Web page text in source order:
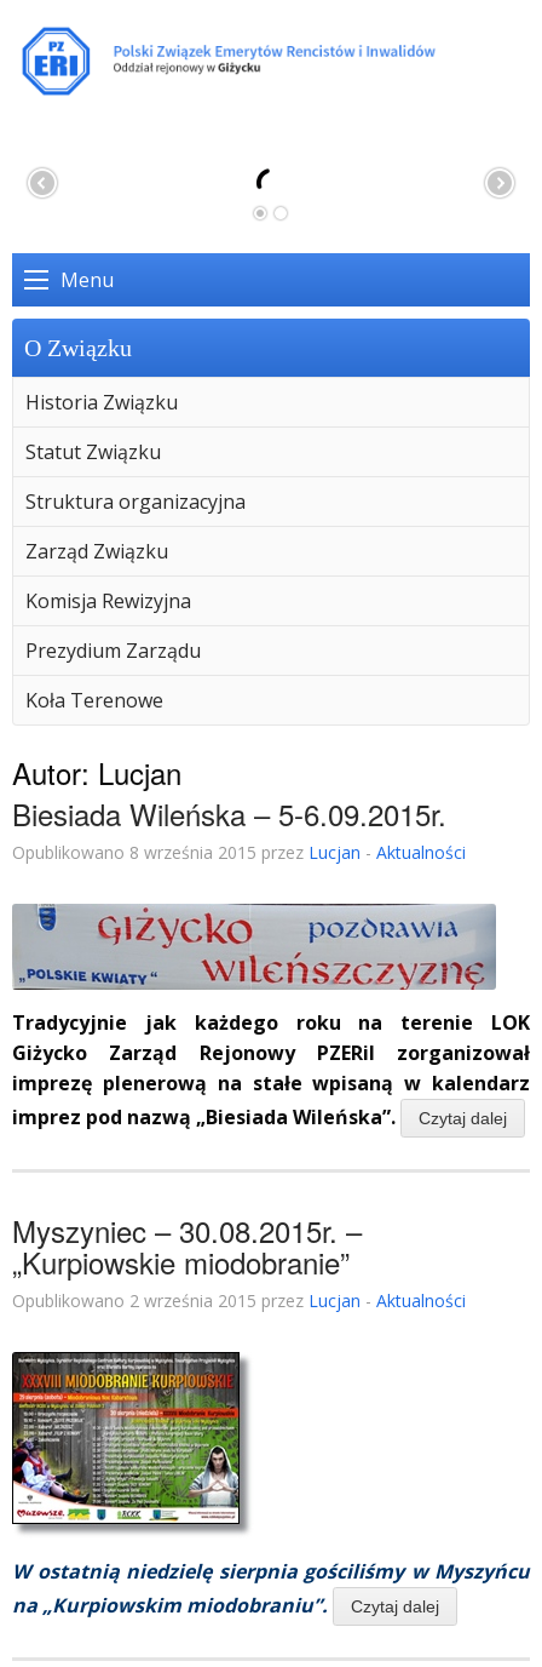
Menu
O Związku
Historia Związku
Statut Związku
Struktura organizacyjna
Zarząd Związku
Komisja Rewizyjna
Prezydium Zarządu
Koła Terenowe
Autor: Lucjan
Biesiada Wileńska – 5-6.09.2015r.
Opublikowano 8 września 2015 przez Lucjan - Aktualności
Tradycyjnie jak każdego roku na terenie LOK
Giżycko Zarząd Rejonowy PZERiI zorganizował
imprezę plenerową na stałe wpisaną w kalendarz
imprez pod nazwą „Biesiada Wileńska”.
Czytaj dalej
Myszyniec – 30.08.2015r. –
„Kurpiowskie miodobranie”
Opublikowano 2 września 2015 przez Lucjan - Aktualności
W ostatnią niedzielę sierpnia gościliśmy w Myszyńcu
na „Kurpiowskim miodobraniu”.
Czytaj dalej